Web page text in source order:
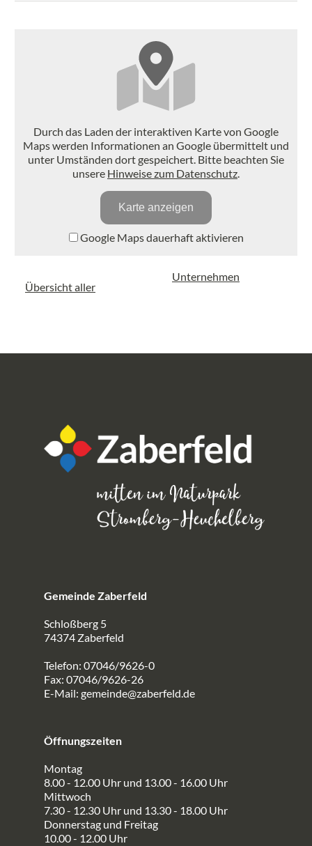
Durch das Laden der interaktiven Karte von Google
Maps werden Informationen an Google übermittelt und
unter Umständen dort gespeichert. Bitte beachten Sie
unsere Hinweise zum Datenschutz.
Karte anzeigen
Google Maps dauerhaft aktivieren
Übersicht aller
Unternehmen
Gemeinde Zaberfeld
Schloßberg 5
74374 Zaberfeld
Telefon: 07046/9626-0
Fax: 07046/9626-26
E-Mail: gemeinde@zaberfeld.de
Öffnungszeiten
Montag
8.00 - 12.00 Uhr und 13.00 - 16.00 Uhr
Mittwoch
7.30 - 12.30 Uhr und 13.30 - 18.00 Uhr
Donnerstag und Freitag
10.00 - 12.00 Uhr